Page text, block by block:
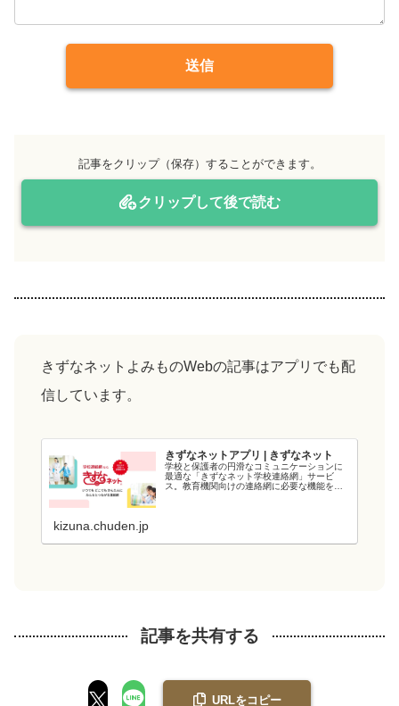
送信
記事をクリップ（保存）することができます。
クリップして後で読む
きずなネットよみものWebの記事はアプリでも配
信しています。
きずなネットアプリ | きずなネット
学校と保護者の円滑なコミュニケーションに
最適な「きずなネット学校連絡網」サービ
ス。教育機関向けの連絡網に必要な機能を備
kizuna.chuden.jp
記事を共有する
URLをコピー